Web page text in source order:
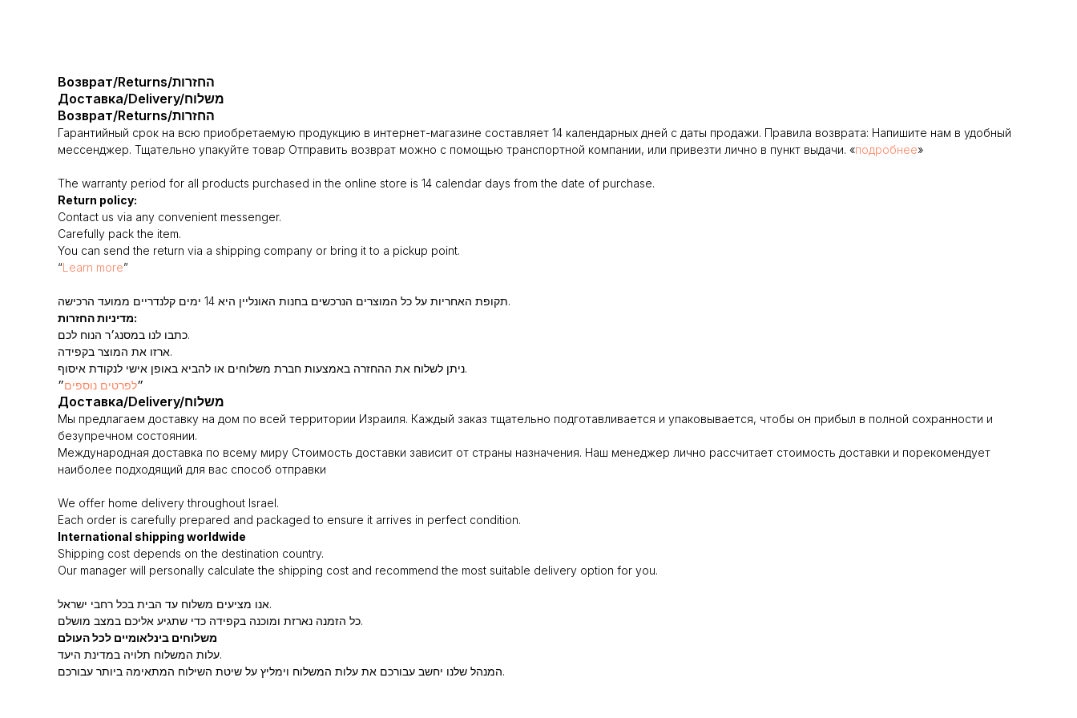
Возврат/Returns/החזרות
Доставка/Delivery/משלוח
Возврат/Returns/החזרות
Гарантийный срок на всю приобретаемую продукцию в интернет-магазине составляет 14 календарных дней с даты продажи. Правила возврата: Напишите нам в удобный
мессенджер. Тщательно упакуйте товар Отправить возврат можно с помощью транспортной компании, или привезти лично в пункт выдачи. «подробнее»
The warranty period for all products purchased in the online store is 14 calendar days from the date of purchase.
Return policy:
Contact us via any convenient messenger.
Carefully pack the item.
You can send the return via a shipping company or bring it to a pickup point.
“Learn more”
תקופת האחריות על כל המוצרים הנרכשים בחנות האונליין היא 14 ימים קלנדריים ממועד הרכישה.
מדיניות החזרות:
כתבו לנו במסנג׳ר הנוח לכם.
ארזו את המוצר בקפידה.
ניתן לשלוח את ההחזרה באמצעות חברת משלוחים או להביא באופן אישי לנקודת איסוף.
״לפרטים נוספים״
Доставка/Delivery/משלוח
Мы предлагаем доставку на дом по всей территории Израиля. Каждый заказ тщательно подготавливается и упаковывается, чтобы он прибыл в полной сохранности и
безупречном состоянии.
Международная доставка по всему миру Стоимость доставки зависит от страны назначения. Наш менеджер лично рассчитает стоимость доставки и порекомендует
наиболее подходящий для вас способ отправки
We offer home delivery throughout Israel.
Each order is carefully prepared and packaged to ensure it arrives in perfect condition.
International shipping worldwide
Shipping cost depends on the destination country.
Our manager will personally calculate the shipping cost and recommend the most suitable delivery option for you.
אנו מציעים משלוח עד הבית בכל רחבי ישראל.
כל הזמנה נארזת ומוכנה בקפידה כדי שתגיע אליכם במצב מושלם.
משלוחים בינלאומיים לכל העולם
עלות המשלוח תלויה במדינת היעד.
המנהל שלנו יחשב עבורכם את עלות המשלוח וימליץ על שיטת השילוח המתאימה ביותר עבורכם.